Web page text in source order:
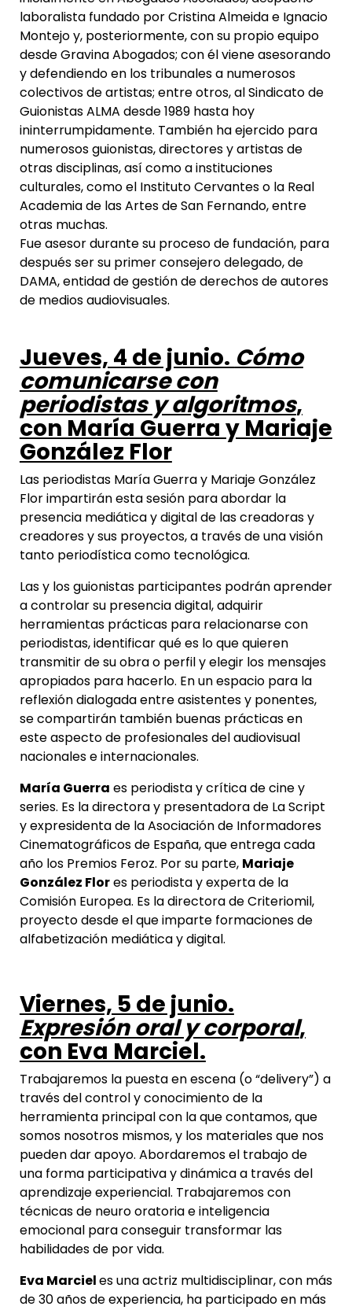
laboralista fundado por Cristina Almeida e Ignacio
Montejo y, posteriormente, con su propio equipo
desde Gravina Abogados; con él viene asesorando
y defendiendo en los tribunales a numerosos
colectivos de artistas; entre otros, al Sindicato de
Guionistas ALMA desde 1989 hasta hoy
ininterrumpidamente. También ha ejercido para
numerosos guionistas, directores y artistas de
otras disciplinas, así como a instituciones
culturales, como el Instituto Cervantes o la Real
Academia de las Artes de San Fernando, entre
otras muchas.
Fue asesor durante su proceso de fundación, para
después ser su primer consejero delegado, de
DAMA, entidad de gestión de derechos de autores
de medios audiovisuales.
Jueves, 4 de junio. Cómo
comunicarse con
periodistas y algoritmos,
con María Guerra y Mariaje
González Flor
Las periodistas María Guerra y Mariaje González
Flor impartirán esta sesión para abordar la
presencia mediática y digital de las creadoras y
creadores y sus proyectos, a través de una visión
tanto periodística como tecnológica.
Las y los guionistas participantes podrán aprender
a controlar su presencia digital, adquirir
herramientas prácticas para relacionarse con
periodistas, identificar qué es lo que quieren
transmitir de su obra o perfil y elegir los mensajes
apropiados para hacerlo. En un espacio para la
reflexión dialogada entre asistentes y ponentes,
se compartirán también buenas prácticas en
este aspecto de profesionales del audiovisual
nacionales e internacionales.
María Guerra es periodista y crítica de cine y
series. Es la directora y presentadora de La Script
y expresidenta de la Asociación de Informadores
Cinematográficos de España, que entrega cada
año los Premios Feroz. Por su parte, Mariaje
González Flores periodista y experta de la
Comisión Europea. Es la directora de Criteriomil,
proyecto desde el que imparte formaciones de
alfabetización mediática y digital.
Viernes, 5 de junio.
Expresión oral y corporal,
con Eva Marciel.
Trabajaremos la puesta en escena (o “delivery”) a
través del control y conocimiento de la
herramienta principal con la que contamos, que
somos nosotros mismos, y los materiales que nos
pueden dar apoyo. Abordaremos el trabajo de
una forma participativa y dinámica a través del
aprendizaje experiencial. Trabajaremos con
técnicas de neuro oratoria e inteligencia
emocional para conseguir transformar las
habilidades de por vida.
Eva Marcieles una actriz multidisciplinar, con más
de 30 años de experiencia, ha participado en más